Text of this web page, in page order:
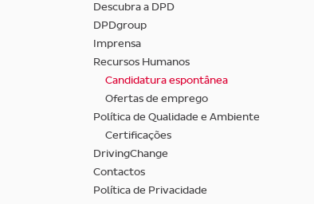
Descubra a DPD
DPDgroup
Imprensa
Recursos Humanos
Candidatura espontânea
Ofertas de emprego
Política de Qualidade e Ambiente
Certificações
DrivingChange
Contactos
Política de Privacidade